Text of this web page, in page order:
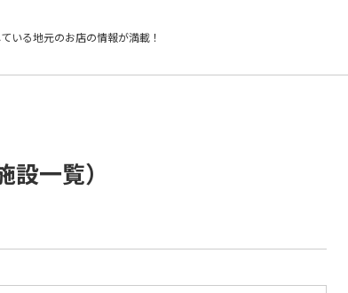
いる地元のお店の情報が満載！
一覧）